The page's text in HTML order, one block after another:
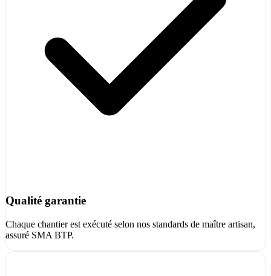
Qualité garantie
Chaque chantier est exécuté selon nos standards de maître artisan,
assuré SMA BTP.